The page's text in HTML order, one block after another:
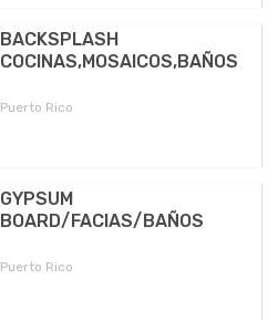
BACKSPLASH
COCINAS,MOSAICOS,BAÑOS
Puerto Rico
GYPSUM
BOARD/FACIAS/BAÑOS
Puerto Rico